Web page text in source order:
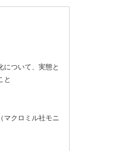
について、実態と
と
マクロミル社モニ